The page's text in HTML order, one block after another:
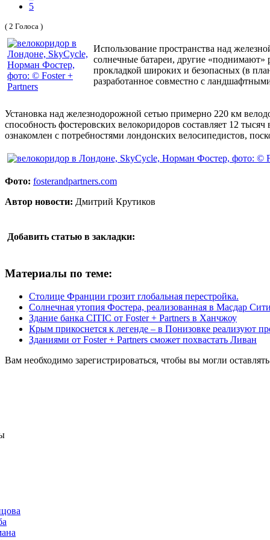
5
( 2 Голоса )
Использование пространства над
солнечные батареи, другие
прокладкой широких и безопасных (в
разработанное совместно с
Установка над железнодорожной сетью примерно 220 км
способность фостеровских велокоридоров составляет 12
ознакомлен с потребностями лондонских велосипедистов,
Фото: fosterandpartners.com
Автор новости: Дмитрий Крутиков
Добавить статью в закладки:
Материалы по теме:
Столице Франции грозит глобальная перестройка.
Солнечная утопия Фостера, реализованная в Масдар Сити
Здание банка CITIC от Foster + Partners в Ханчжоу
Крым прикоснется к легенде – в Понизовке реализуют
Зданиями от Foster + Partners сможет похвастать Ливан
Вам необходимо зарегистрироваться, чтобы вы могли